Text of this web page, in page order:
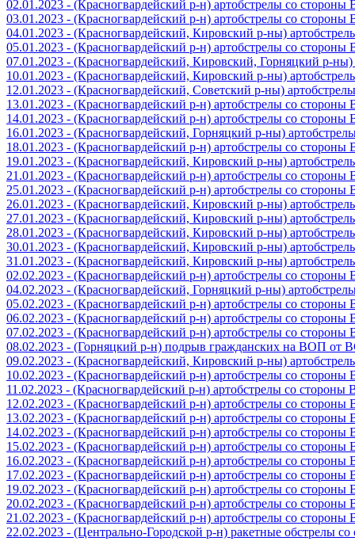
02.01.2023 - (Красногвардейский р-н) артобстрелы со
03.01.2023 - (Красногвардейский р-н) артобстрелы со
04.01.2023 - (Красногвардейский, Кировский р-ны)
05.01.2023 - (Красногвардейский р-н) артобстрелы со
07.01.2023 - (Красногвардейский, Кировский, Горняцкий р-
10.01.2023 - (Красногвардейский, Кировский р-ны)
12.01.2023 - (Красногвардейский, Советский р-ны)
13.01.2023 - (Красногвардейский р-н) артобстрелы со
14.01.2023 - (Красногвардейский р-н) артобстрелы со
16.01.2023 - (Красногвардейский, Горняцкий р-ны)
18.01.2023 - (Красногвардейский р-н) артобстрелы со
19.01.2023 - (Красногвардейский, Кировский р-ны)
21.01.2023 - (Красногвардейский р-н) артобстрелы со
25.01.2023 - (Красногвардейский р-н) артобстрелы со
26.01.2023 - (Красногвардейский, Кировский р-ны)
27.01.2023 - (Красногвардейский, Кировский р-ны)
28.01.2023 - (Красногвардейский, Кировский р-ны)
30.01.2023 - (Красногвардейский, Кировский р-ны)
31.01.2023 - (Красногвардейский, Кировский р-ны)
02.02.2023 - (Красногвардейский р-н) артобстрелы со
04.02.2023 - (Красногвардейский, Горняцкий р-ны)
05.02.2023 - (Красногвардейский р-н) артобстрелы со
06.02.2023 - (Красногвардейский р-н) артобстрелы со
07.02.2023 - (Красногвардейский р-н) артобстрелы со
08.02.2023 - (Горняцкий р-н) подрыв гражданских на ВОП от
09.02.2023 - (Красногвардейский, Кировский р-ны)
10.02.2023 - (Красногвардейский р-н) артобстрелы со
11.02.2023 - (Красногвардейский р-н) артобстрелы со стороны
12.02.2023 - (Красногвардейский р-н) артобстрелы со
13.02.2023 - (Красногвардейский р-н) артобстрелы со
14.02.2023 - (Красногвардейский р-н) артобстрелы со
15.02.2023 - (Красногвардейский р-н) артобстрелы со
16.02.2023 - (Красногвардейский р-н) артобстрелы со
17.02.2023 - (Красногвардейский р-н) артобстрелы со
19.02.2023 - (Красногвардейский р-н) артобстрелы со
20.02.2023 - (Красногвардейский р-н) артобстрелы со
21.02.2023 - (Красногвардейский р-н) артобстрелы со
22.02.2023 - (Центрально-Городской р-н) ракетные обстрелы